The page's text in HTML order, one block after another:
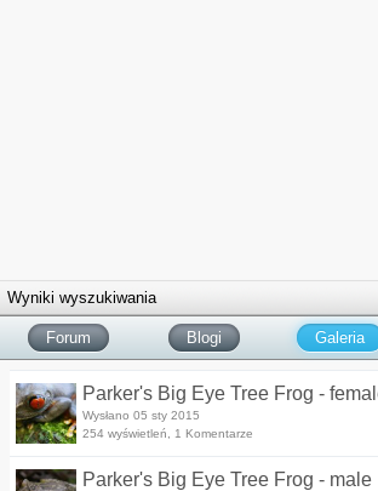
Wyniki wyszukiwania
Forum Blogi Galeria
Parker's Big Eye Tree Frog -
Wysłano 05 sty 2015
254 wyświetleń, 1 Komentarze
Parker's Big Eye Tree Frog - male